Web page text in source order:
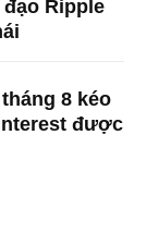
Ripple
8 kéo
được